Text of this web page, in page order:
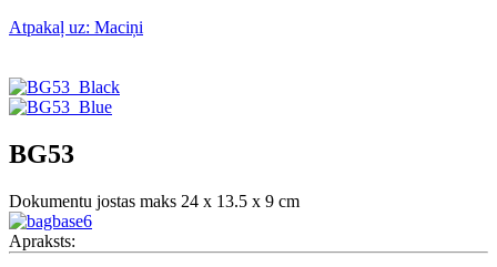
Atpakaļ uz: Maciņi
BG53
Dokumentu jostas maks 24 x 13.5 x 9 cm
Apraksts: